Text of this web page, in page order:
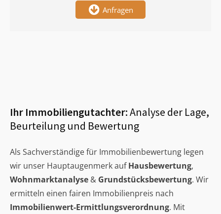
Anfragen
Ihr Immobiliengutachter:Analyse der Lage,
Beurteilung und Bewertung
Als Sachverständige für Immobilienbewertung legen
wir unser Hauptaugenmerk aufHausbewertung,
Wohnmarktanalyse & Grundstücksbewertung. Wir
ermitteln einen fairen Immobilienpreis nach
Immobilienwert-Ermittlungsverordnung. Mit